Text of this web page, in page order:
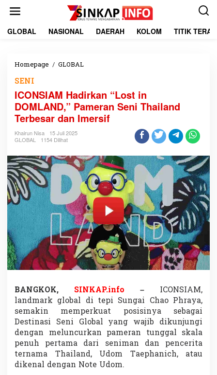
GLOBAL NASIONAL DAERAH KOLOM TITIK
Homepage / GLOBAL
N
S
I
A
i
r
k
a
n
“
L
o
s
t
i
n
D
L
A
N
D
,
”
P
a
m
SENI
ICONSIAM Hadirkan “Lost in
DOMLAND,” Pameran Seni Thailand
Terbesar dan Imersif
Khairun Nisa
15 Juli 2025
GLOBAL
1154 Dilihat
BANGKOK, SINKAP.info – ICONSIAM,
landmark global di tepi Sungai Chao Phraya,
semakin memperkuat posisinya sebagai
Destinasi Seni Global yang wajib dikunjungi
dengan meluncurkan pameran tunggal skala
penuh pertama dari seniman dan pencerita
ternama Thailand, Udom Taephanich, atau
dikenal dengan Note Udom.